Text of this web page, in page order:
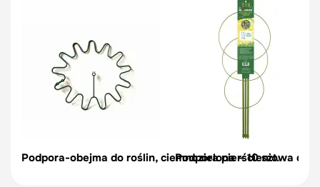
Podpora-obejma do roślin, ciemnozielona – 10 szt.
Podpora pierścieniowa do